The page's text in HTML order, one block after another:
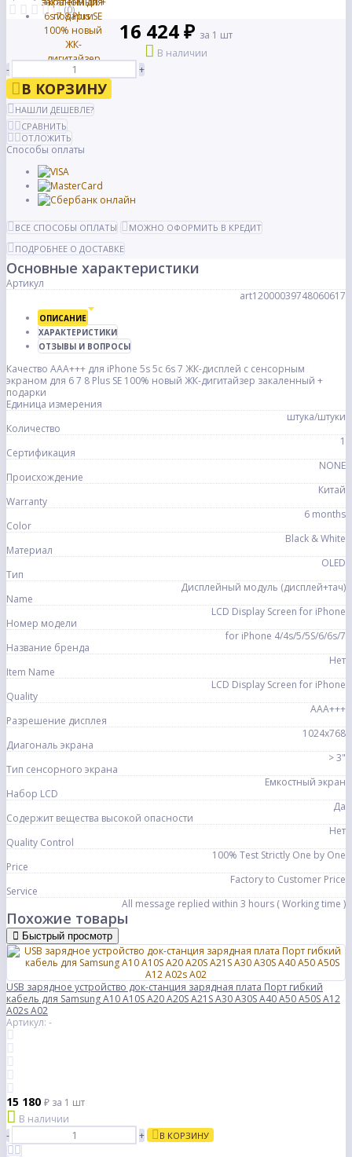
(0)
16 424 ₽ за 1 шт
В наличии
-
+
В КОРЗИНУ
НАШЛИ ДЕШЕВЛЕ?
СРАВНИТЬ
ОТЛОЖИТЬ
Способы оплаты
ВСЕ СПОСОБЫ ОПЛАТЫ
МОЖНО ОФОРМИТЬ В КРЕДИТ
ПОДРОБНЕЕ О ДОСТАВКЕ
Основные характеристики
Артикул
art12000039748060617
ОПИСАНИЕ
ХАРАКТЕРИСТИКИ
ОТЗЫВЫ И ВОПРОСЫ
Качество AAA+++ для iPhone 5s 5c 6s 7 ЖК-дисплей с сенсорным
экраном для 6 7 8 Plus SE 100% новый ЖК-дигитайзер закаленный +
подарки
Единица измерения
штука/штуки
Количество
1
Сертификация
NONE
Происхождение
Китай
Warranty
6 months
Color
Black & White
Материал
OLED
Тип
Дисплейный модуль (дисплей+тач)
Name
LCD Display Screen for iPhone
Номер модели
for iPhone 4/4s/5/5S/6/6s/7
Название бренда
Нет
Item Name
LCD Display Screen for iPhone
Quality
AAA+++
Разрешение дисплея
1024x768
Диагональ экрана
> 3"
Тип сенсорного экрана
Емкостный экран
Набор LCD
Да
Содержит вещества высокой опасности
Нет
Quality Control
100% Test Strictly One by One
Price
Factory to Customer Price
Service
All message replied within 3 hours ( Working time )
Похожие товары
Быстрый просмотр
USB зарядное устройство док-станция зарядная плата Порт гибкий
кабель для Samsung A10 A10S A20 A20S A21S A30 A30S A40 A50 A50S A12
A02s A02
Артикул: -
15 180 ₽ за 1 шт
В наличии
-
+ В КОРЗИНУ